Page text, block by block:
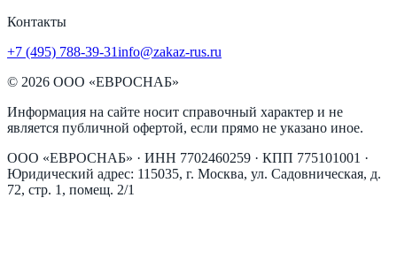
Контакты
+7 (495) 788-39-31info@zakaz-rus.ru
© 2026 ООО «ЕВРОСНАБ»
Информация на сайте носит справочный характер и не
является публичной офертой, если прямо не указано иное.
ООО «ЕВРОСНАБ» · ИНН 7702460259 · КПП 775101001 ·
Юридический адрес: 115035, г. Москва, ул. Садовническая, д.
72, стр. 1, помещ. 2/1